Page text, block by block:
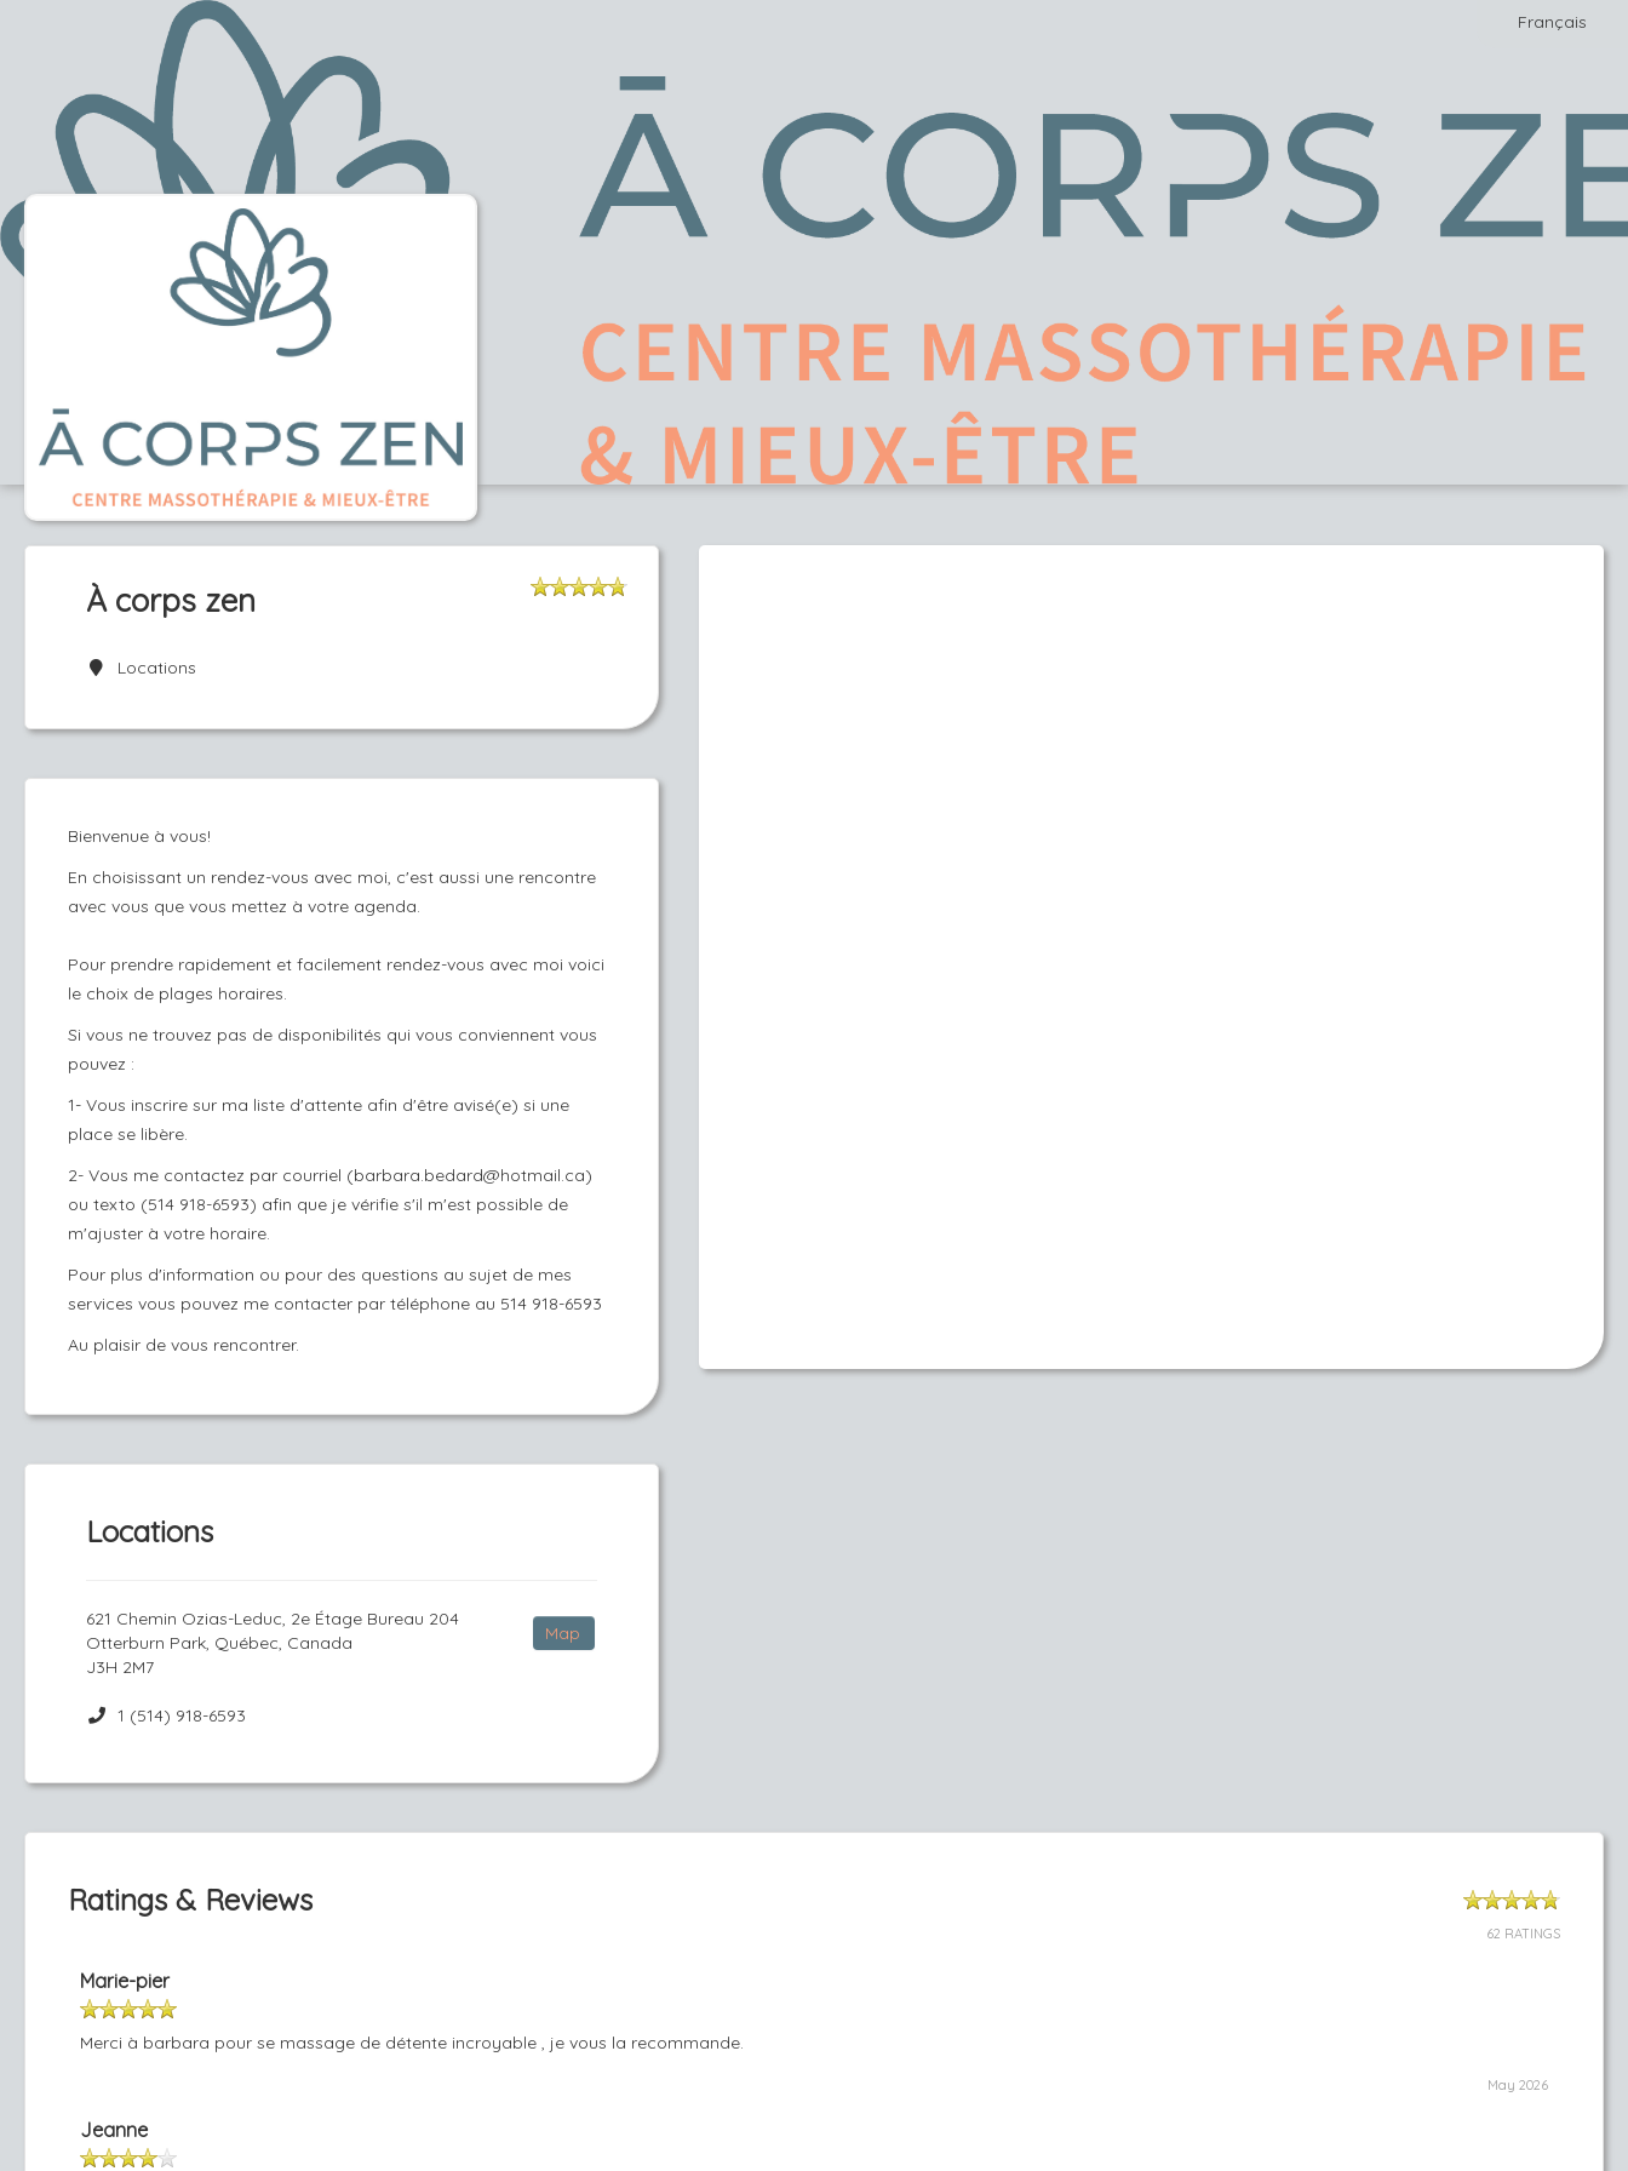
Français
À corps zen
Locations
Bienvenue à vous!
En choisissant un rendez-vous avec moi, c'est aussi une rencontre
avec vous que vous mettez à votre agenda.
Pour prendre rapidement et facilement rendez-vous avec moi voici
le choix de plages horaires.
Si vous ne trouvez pas de disponibilités qui vous conviennent vous
pouvez :
1- Vous inscrire sur ma liste d'attente afin d'être avisé(e) si une
place se libère.
2- Vous me contactez par courriel (barbara.bedard@hotmail.ca)
ou texto (514 918-6593) afin que je vérifie s'il m'est possible de
m'ajuster à votre horaire.
Pour plus d'information ou pour des questions au sujet de mes
services vous pouvez me contacter par téléphone au 514 918-6593
Au plaisir de vous rencontrer.
Locations
621 Chemin Ozias-Leduc, 2e Étage Bureau 204
Otterburn Park, Québec, Canada
J3H 2M7
1 (514) 918-6593
Map
Ratings & Reviews
62 RATINGS
Marie-pier
Merci à barbara pour se massage de détente incroyable , je vous la recommande.
May 2026
Jeanne